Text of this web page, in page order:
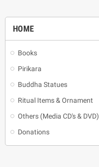
HOME
Books
Pirikara
Buddha Statues
Ritual Items & Ornament
Others (Media CD's & DVD)
Donations